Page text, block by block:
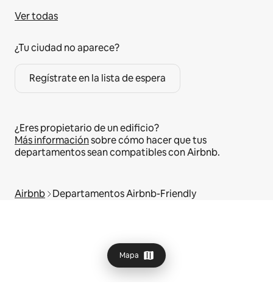
Mapa
Ver todas
¿Tu ciudad no aparece?
Regístrate en la lista de espera
¿Eres propietario de un edificio?
Más informaciónsobre cómo hacer que tus
departamentos sean compatibles con Airbnb.
Airbnb Departamentos Airbnb-Friendly